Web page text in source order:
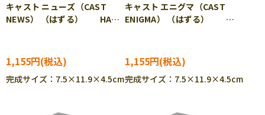
キャスト ニューズ（CAST
NEWS） （はずる） HAN-
1,155円
完成サイズ：7.5×11.9×4.5cm
キャスト エニグマ（CAST
ENIGMA） （はずる）
1,155円
完成サイズ：7.5×11.9×4.5cm